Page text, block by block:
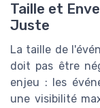
Taille et
Juste
La taille de
doit pas être
enjeu : les
une visibilité